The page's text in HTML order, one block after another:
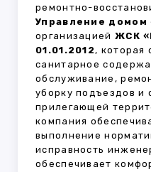
ремонтно-
Управление домом
организацией ЖСК
01.01.2012, которая
санитарное
обслуживание,
уборку подъездов и
прилегающей
компания
выполнение
исправность
обеспечивает